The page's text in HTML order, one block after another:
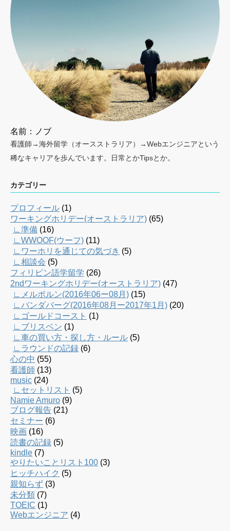
名前：ノブ
看護師→海外留学（オースストラリア）→Webエンジニアという
稀なキャリアを歩んでいます。日常とかTipsとか。
カテゴリー
プロフィール (1)
ワーキングホリデー(オーストラリア) (65)
∟準備 (16)
∟WWOOF(ウーフ) (11)
∟ワーホリを通じての気づき (5)
∟相談会 (5)
フィリピン語学留学 (26)
2ndワーキングホリデー(オーストラリア) (47)
∟メルボルン(2016年06ー08月) (15)
∟バンダバーグ(2016年08月ー2017年1月) (20)
∟ゴールドコースト (1)
∟ブリスベン (1)
∟車の買い方・探し方・ルール (5)
∟ラウンドの記録 (6)
心の中 (55)
看護師 (13)
music (24)
∟セットリスト (5)
Namie Amuro (9)
ブログ報告 (21)
セミナー (6)
映画 (16)
読書の記録 (5)
kindle (7)
やりたいことリスト100 (3)
ヒッチハイク (5)
親知らず (3)
未分類 (7)
TOEIC (1)
Webエンジニア (4)